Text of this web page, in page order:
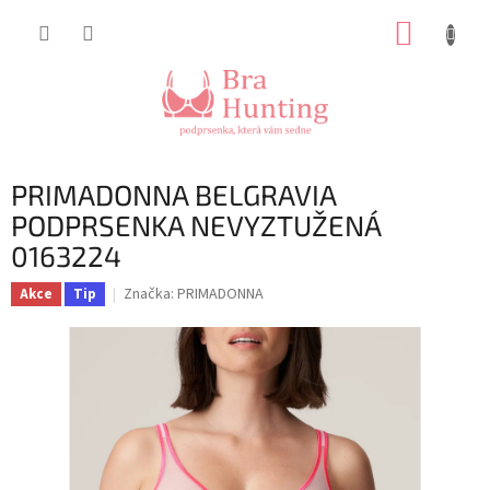
PRIMADONNA BELGRAVIA
PODPRSENKA NEVYZTUŽENÁ
0163224
Akce Tip Značka: PRIMADONNA